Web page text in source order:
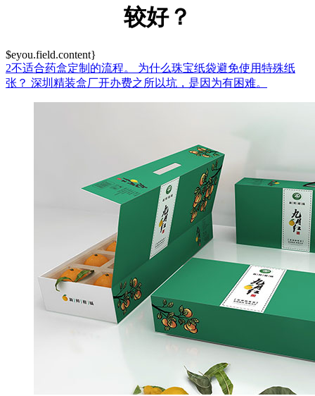
较好？
$eyou.field.content}
2不适合药盒定制的流程。 为什么珠宝纸袋避免使用特殊纸
张？ 深圳精装盒厂开办费之所以坑，是因为有困难。